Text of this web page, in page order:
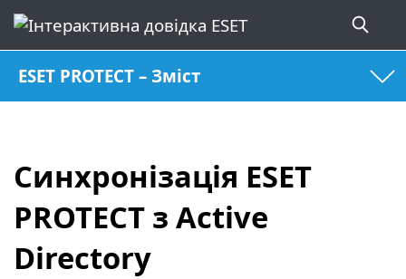
ESET PROTECT – Зміст
Синхронізація ESET
PROTECT з Active
Directory